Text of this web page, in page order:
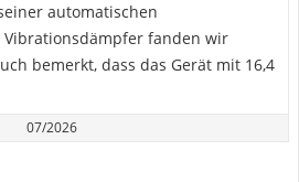
automatischen
Vibrationsdämpfer fanden wir
bemerkt, dass das Gerät mit 16,4
07/2026